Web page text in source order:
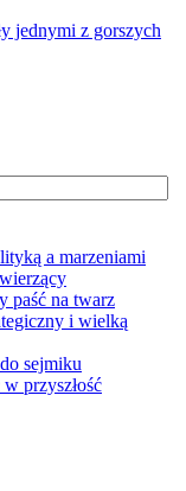
jednymi z gorszych
a marzeniami
paść na twarz
i wielką
sejmiku
przyszłość